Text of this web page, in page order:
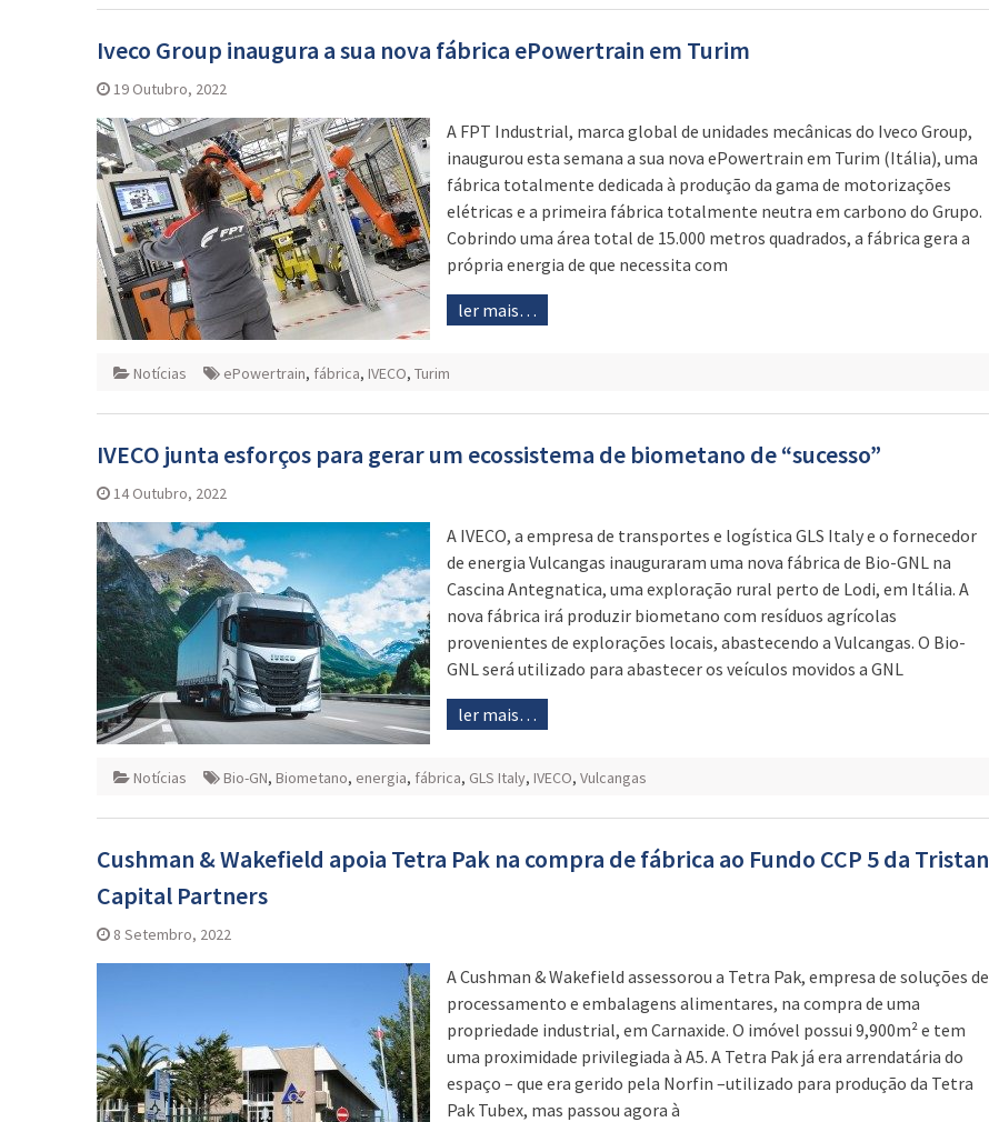
Iveco Group inaugura a sua nova fábrica ePowertrain em Turim
19 Outubro, 2022
A FPT Industrial, marca global de unidades mecânicas do Iveco Group,
inaugurou esta semana a sua nova ePowertrain em Turim (Itália), uma
fábrica totalmente dedicada à produção da gama de motorizações
elétricas e a primeira fábrica totalmente neutra em carbono do Grupo.
Cobrindo uma área total de 15.000 metros quadrados, a fábrica gera a
própria energia de que necessita com
ler mais…
Notícias ePowertrain, fábrica, IVECO, Turim
IVECO junta esforços para gerar um ecossistema de biometano de “sucesso”
14 Outubro, 2022
A IVECO, a empresa de transportes e logística GLS Italy e o fornecedor
de energia Vulcangas inauguraram uma nova fábrica de Bio-GNL na
Cascina Antegnatica, uma exploração rural perto de Lodi, em Itália. A
nova fábrica irá produzir biometano com resíduos agrícolas
provenientes de explorações locais, abastecendo a Vulcangas. O Bio-
GNL será utilizado para abastecer os veículos movidos a GNL
ler mais…
Notícias Bio-GN, Biometano, energia, fábrica, GLS Italy, IVECO, Vulcangas
Cushman & Wakefield apoia Tetra Pak na compra de fábrica ao Fundo CCP 5 da Tristan
Capital Partners
8 Setembro, 2022
A Cushman & Wakefield assessorou a Tetra Pak, empresa de soluções de
processamento e embalagens alimentares, na compra de uma
propriedade industrial, em Carnaxide. O imóvel possui 9,900m² e tem
uma proximidade privilegiada à A5. A Tetra Pak já era arrendatária do
espaço – que era gerido pela Norfin –utilizado para produção da Tetra
Pak Tubex, mas passou agora à